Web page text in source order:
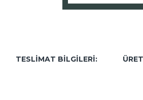
TESLIMAT BILGILERI: